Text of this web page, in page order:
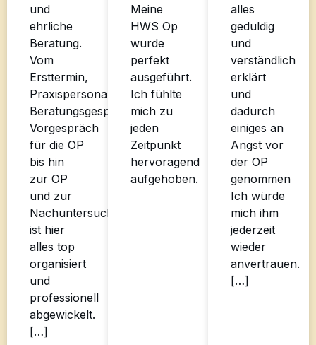
und
ehrliche
Beratung.
Vom
Ersttermin,
Praxispersonal,
Beratungsgespräch,
Vorgespräch
für die OP
bis hin
zur OP
und zur
Nachuntersuchung
ist hier
alles top
organisiert
und
professionell
abgewickelt.
[…]
Meine
HWS Op
wurde
perfekt
ausgeführt.
Ich fühlte
mich zu
jeden
Zeitpunkt
hervoragend
aufgehoben.
alles
geduldig
und
verständlich
erklärt
und
dadurch
einiges an
Angst vor
der OP
genommen
Ich würde
mich ihm
jederzeit
wieder
anvertrauen.
[…]